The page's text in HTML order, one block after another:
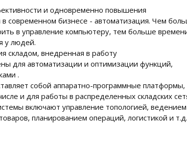
и одновременно повышения
в современном бизнесе - автоматизация. Чем
в управление компьютеру, тем больше
у людей.
складом, внедренная в работу
для автоматизации и оптимизации функций,
.
собой аппаратно-программные платформы,
и для работы в распределенных складских
включают управление топологией, ведением
планированием операций, логистикой и т.д.